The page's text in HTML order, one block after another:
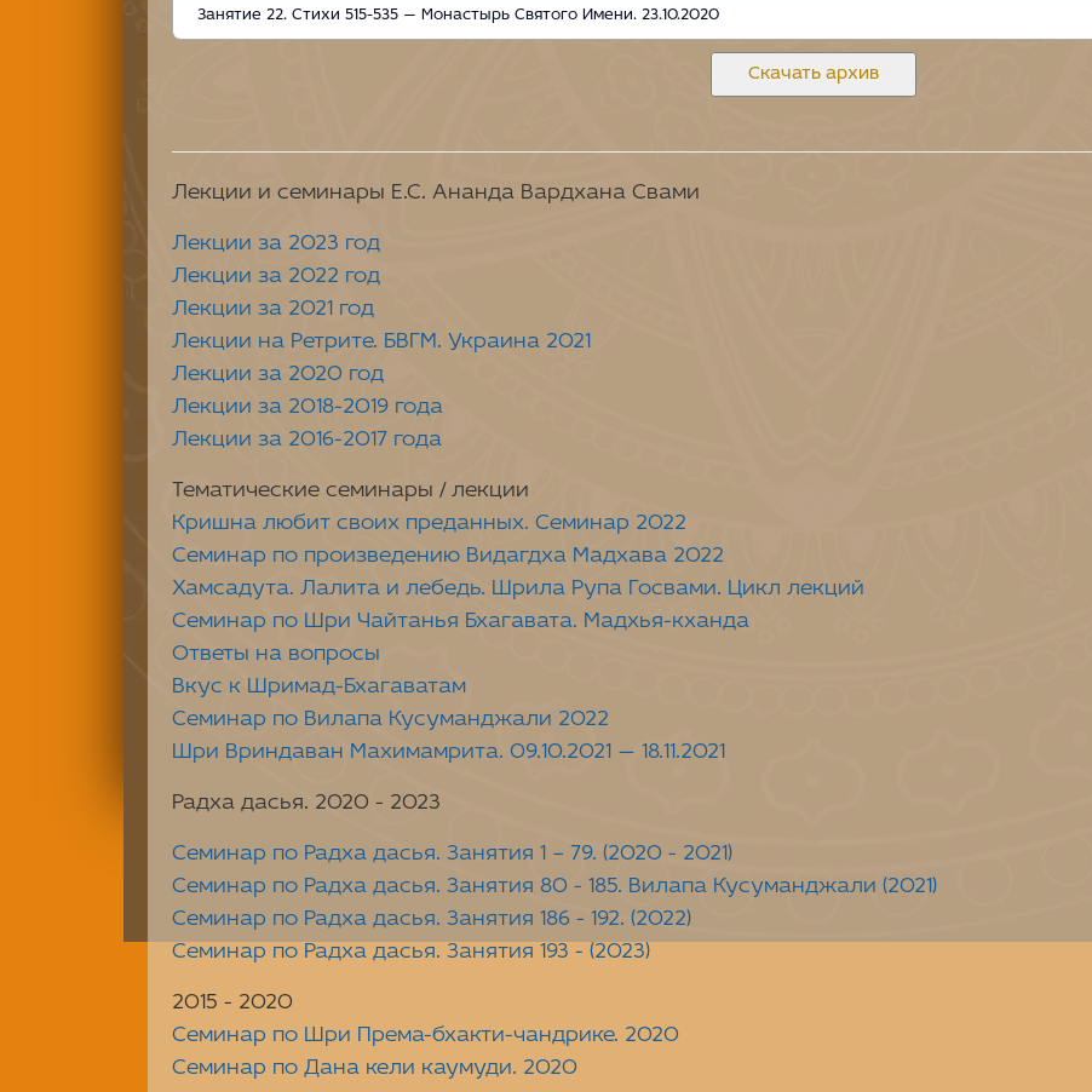
Занятие 22. Стихи 515-535 — Монастырь Святого Имени. 23.10.2020
Скачать архив
Лекции и семинары Е.С. Ананда Вардхана Свами
Лекции за 2023 год
Лекции за 2022 год
Лекции за 2021 год
Лекции на Ретрите. БВГМ. Украина 2021
Лекции за 2020 год
Лекции за 2018-2019 года
Лекции за 2016-2017 года
Тематические семинары / лекции
Кришна любит своих преданных. Семинар 2022
Семинар по произведению Видагдха Мадхава 2022
Хамсадута. Лалита и лебедь. Шрила Рупа Госвами. Цикл лекций
Семинар по Шри Чайтанья Бхагавата. Мадхья-кханда
Ответы на вопросы
Вкус к Шримад-Бхагаватам
Семинар по Вилапа Кусуманджали 2022
Шри Вриндаван Махимамрита. 09.10.2021 — 18.11.2021
Радха дасья. 2020 - 2023
Семинар по Радха дасья. Занятия 1 – 79. (2020 - 2021)
Семинар по Радха дасья. Занятия 80 - 185. Вилапа Кусуманджали (2021)
Семинар по Радха дасья. Занятия 186 - 192. (2022)
Семинар по Радха дасья. Занятия 193 - (2023)
2015 - 2020
Семинар по Шри Према-бхакти-чандрике. 2020
Семинар по Дана кели каумуди. 2020